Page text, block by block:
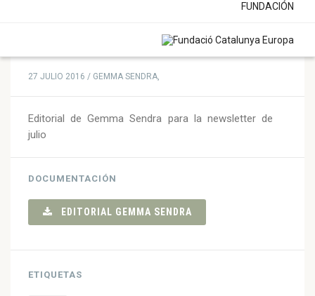
FUNDACIÓN
27 JULIO 2016 / GEMMA SENDRA,
Editorial de Gemma Sendra para la newsletter de
julio
DOCUMENTACIÓN
EDITORIAL GEMMA SENDRA
ETIQUETAS